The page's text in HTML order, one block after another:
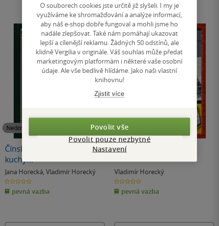
Nedostupné
Čínské recepty v české
kuchyni
Jana Horecká, Vladimír Horecký
0.0
z
5
hvězdiček
pevná vazba
Nedostupné
Praktický domácí kutil
Vladimír Horecký
0.0
z
5
hvězdiček
pevná vazba
O souborech cookies jste určitě již slyšeli. I my je
využíváme ke shromažďování a analýze informací,
aby náš e-shop dobře fungoval a mohli jsme ho
nadále zlepšovat. Také nám pomáhají ukazovat
lepší a cílenější reklamu. Žádných 50 odstínů, ale
klidně Vergilia v originále. Váš souhlas může předat
marketingovým platformám i některé vaše osobní
údaje. Ale vše bedlivě hlídáme. Jako naši vlastní
knihovnu!
Zjistit více
Povolit vše
Povolit pouze nezbytné
Nastavení